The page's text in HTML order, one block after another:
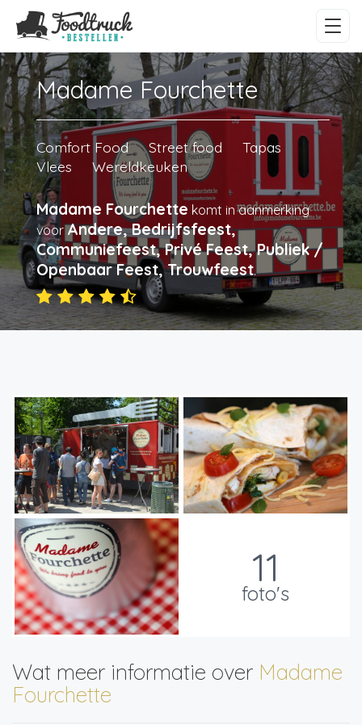
Madame Fourchette
Comfort Food Street food
Tapas
Vlees
Wereldkeuken
Madame Fourchette komt in aanmerking
voorAndere, Bedrijfsfeest,
Communiefeest, Privé Feest, Publiek /
Openbaar Feest, Trouwfeest.
11
foto's
Wat meer informatie over Madame
Fourchette